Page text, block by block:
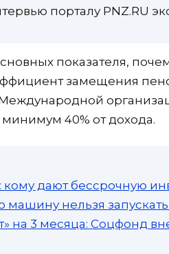
порталу PNZ.RU
показателя,
замещения
40% от дохода.
дают бессрочную
машину нельзя
на 3 месяца: Соцфонд